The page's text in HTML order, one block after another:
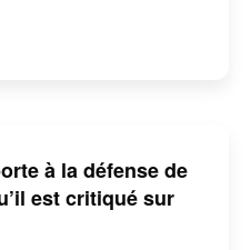
à la défense de
est critiqué sur